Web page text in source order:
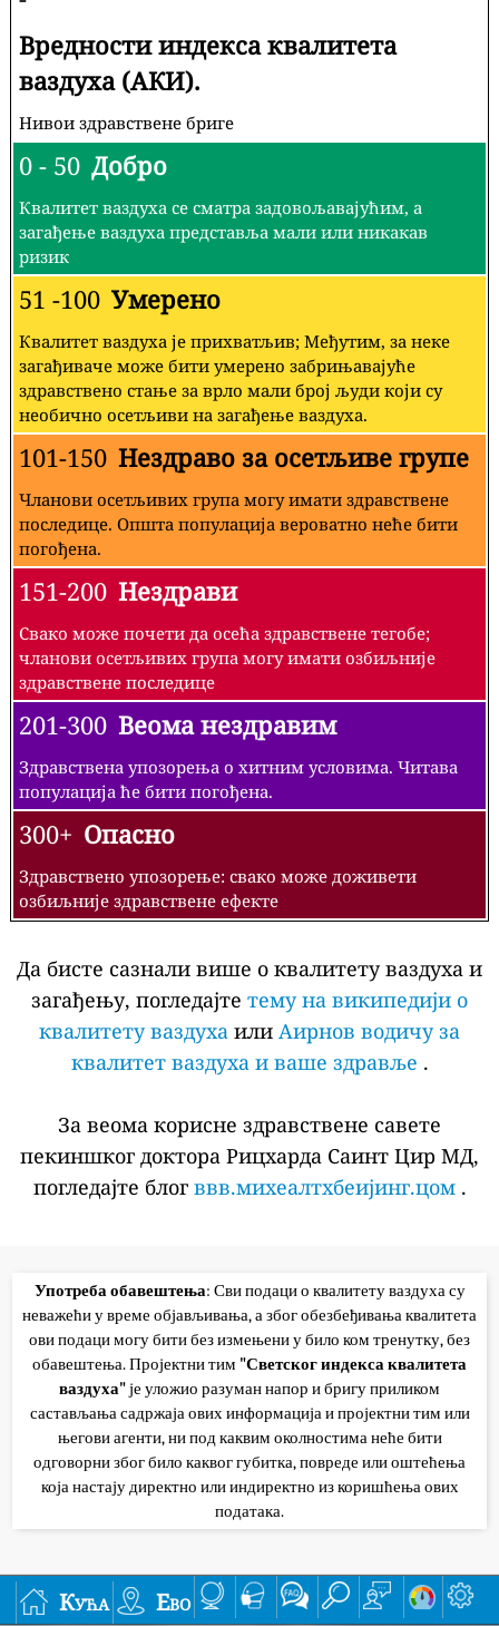
Вредности индекса квалитета
ваздуха (АКИ).
Нивои здравствене бриге
0 - 50 Добро
Квалитет ваздуха се сматра задовољавајућим, а
загађење ваздуха представља мали или никакав
ризик
51 -100 Умерено
Квалитет ваздуха је прихватљив; Међутим, за неке
загађиваче може бити умерено забрињавајуће
здравствено стање за врло мали број људи који су
необично осетљиви на загађење ваздуха.
101-150 Нездраво за осетљиве групе
Чланови осетљивих група могу имати здравствене
последице. Општа популација вероватно неће бити
погођена.
151-200 Нездрави
Свако може почети да осећа здравствене тегобе;
чланови осетљивих група могу имати озбиљније
здравствене последице
201-300 Веома нездравим
Здравствена упозорења о хитним условима. Читава
популација ће бити погођена.
300+ Опасно
Здравствено упозорење: свако може доживети
озбиљније здравствене ефекте
Да бисте сазнали више о квалитету ваздуха и
загађењу, погледајте тему на википедији о
квалитету ваздуха или Аирнов водичу за
квалитет ваздуха и ваше здравље .
За веома корисне здравствене савете
пекиншког доктора Рицхарда Саинт Цир МД,
погледајте блог ввв.михеалтхбеијинг.цом.
Употреба обавештења: Сви подаци о квалитету ваздуха су
неважећи у време објављивања, а због обезбеђивања квалитета
ови подаци могу бити без измењени у било ком тренутку, без
обавештења. Пројектни тим "Светског индекса квалитета
ваздуха"је уложио разуман напор и бригу приликом
састављања садржаја ових информација и пројектни тим или
његови агенти, ни под каквим околностима неће бити
одговорни због било каквог губитка, повреде или оштећења
која настају директно или индиректно из коришћења ових
података.
Кућа Ево